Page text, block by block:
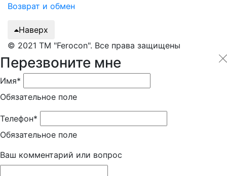
Возврат и обмен
Наверх
© 2021 ТМ "Ferocon". Все права защищены
Перезвоните мне
Имя*
Обязательное поле
Телефон*
Обязательное поле
Ваш комментарий или вопрос